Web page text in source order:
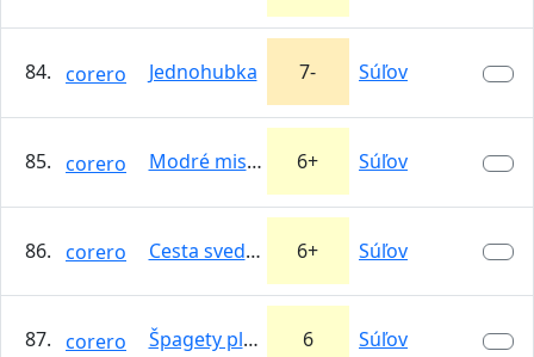
84. corero Jednohubka 7- Súľov
85. corero Modré misky 6+ Súľov
86. corero Cesta svedkov liehovových 6+ Súľov
87. corero Špagety plus 6 Súľov